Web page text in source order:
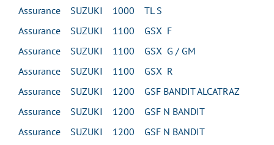
Assurance SUZUKI 1000 TL S
Assurance SUZUKI 1100 GSX F
Assurance SUZUKI 1100 GSX G / GM
Assurance SUZUKI 1100 GSX R
Assurance SUZUKI 1200 GSF BANDIT ALCATRAZ
Assurance SUZUKI 1200 GSF N BANDIT
Assurance SUZUKI 1200 GSF N BANDIT